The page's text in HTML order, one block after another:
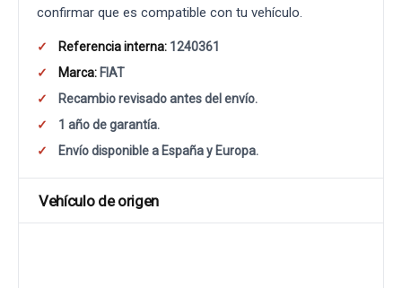
confirmar que es compatible con tu vehículo.
Referencia interna: 1240361
Marca: FIAT
Recambio revisado antes del envío.
1 año de garantía.
Envío disponible a España y Europa.
Vehículo de origen